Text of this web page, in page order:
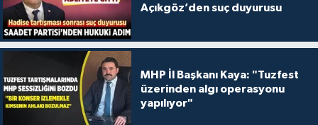
Açıkgöz’den suç duyurusu
MHP İl Başkanı Kaya: "Tuzfest
üzerinden algı operasyonu
yapılıyor"